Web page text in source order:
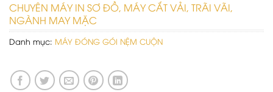
CHUYÊN MÁY IN SƠ ĐỒ, MÁY CẮT VẢI, TRÃI VÃI,
NGÀNH MAY MẶC
Danh mục: MÁY ĐÓNG GÓI NỆM CUỘN